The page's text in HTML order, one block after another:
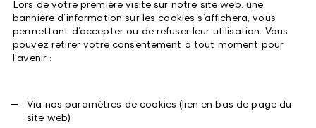
Lors de votre première visite sur notre site web, une
bannière d’information sur les cookies s’affichera, vous
permettant d’accepter ou de refuser leur utilisation. Vous
pouvez retirer votre consentement à tout moment pour
l'avenir :
Via nos paramètres de cookies (lien en bas de page du
site web)